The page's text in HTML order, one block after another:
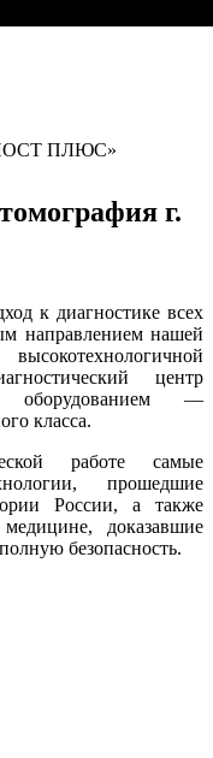
г.
к диагностике всех
направлением нашей
центр
оборудованием —
класса.
работе самые
прошедшие
России, а также
доказавшие
безопасность.